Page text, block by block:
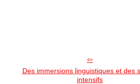
Des immersions linguistiques et des
intensifs